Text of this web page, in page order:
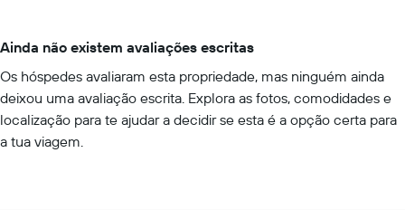
Ainda não existem avaliações escritas
Os hóspedes avaliaram esta propriedade, mas ninguém ainda
deixou uma avaliação escrita. Explora as fotos, comodidades e
localização para te ajudar a decidir se esta é a opção certa para
a tua viagem.